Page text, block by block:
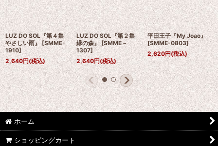
LUZ DO SOL『第４集
やさしい雨』 [SMME-
1910]
2,640円(税込)
LUZ DO SOL『第２集
緑の森』 [SMME－
1307]
2,640円(税込)
平田王子『My Joao』
[SMME-0803]
2,620円(税込)
ホーム
ショッピングカート